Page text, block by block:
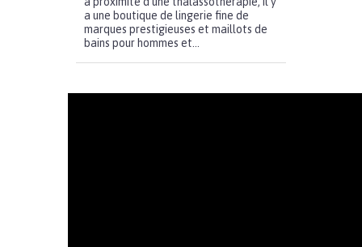
a une boutique de lingerie fine de
marques prestigieuses et maillots de
bains pour hommes et...